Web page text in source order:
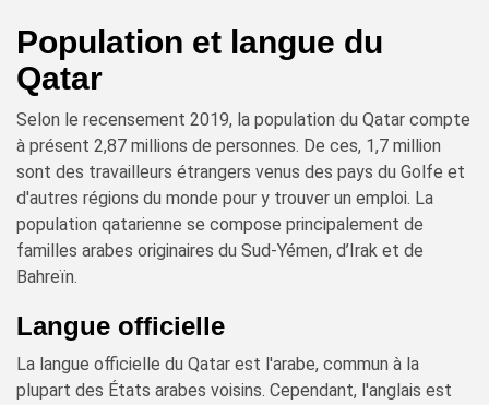
Population et langue du
Qatar
Selon le recensement 2019, la population du Qatar compte
à présent 2,87 millions de personnes. De ces, 1,7 million
sont des travailleurs étrangers venus des pays du Golfe et
d'autres régions du monde pour y trouver un emploi. La
population qatarienne se compose principalement de
familles arabes originaires du Sud-Yémen, d’Irak et de
Bahreïn.
Langue officielle
La langue officielle du Qatar est l'arabe, commun à la
plupart des États arabes voisins. Cependant, l'anglais est